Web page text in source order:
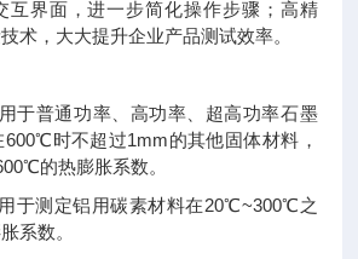
互界面，进一步简化操作步骤；高精
术，大大提升企业产品测试效率。
于普通功率、高功率、超高功率石墨
时不超过1mm的其他固体材料，
的热膨胀系数。
于测定铝用碳素材料在20℃~300℃之
系数。